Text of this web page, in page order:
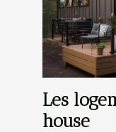
Les
house